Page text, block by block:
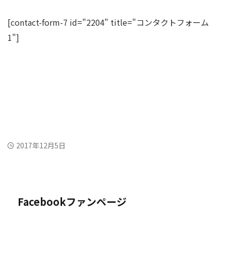
[contact-form-7 id="2204" title="コンタクトフォーム
1"]
2017年12月5日
Facebookファンページ